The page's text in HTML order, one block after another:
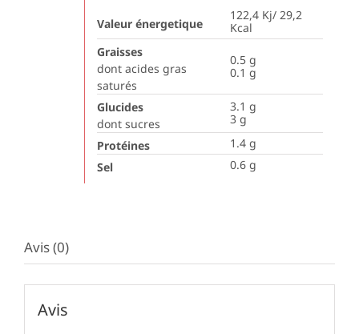
Valeur énergetique
122,4 Kj/ 29,2
Kcal
Graisses
dont acides gras
saturés
0.5 g
0.1 g
Glucides
dont sucres
3.1 g
3 g
Protéines
1.4 g
Sel
0.6 g
Avis (0)
Avis